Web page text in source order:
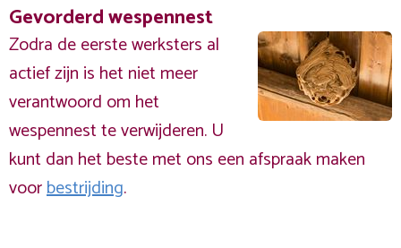
Gevorderd wespennest
Zodra de eerste werksters al
actief zijn is het niet meer
verantwoord om het
wespennest te verwijderen. U
kunt dan het beste met ons een afspraak maken
voorbestrijding.